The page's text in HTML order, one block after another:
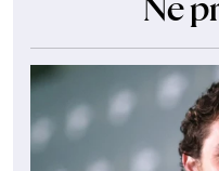
Ne